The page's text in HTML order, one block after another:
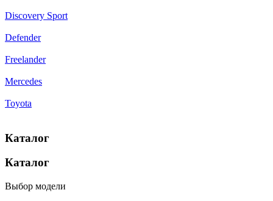
Discovery Sport
Defender
Freelander
Mercedes
Toyota
Каталог
Каталог
Выбор модели